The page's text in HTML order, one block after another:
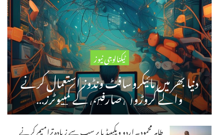
ٹیکنالوجی نیوز
دنیا بھر میں مائیکروسافٹ ونڈوز استعمال کرنے
والے کروڑوں صارفین کے کمپیوٹرز…
طاہر محمود۔ اردو ویکیپیڈیا پر سب سے زیادہ ترامیم کرنے